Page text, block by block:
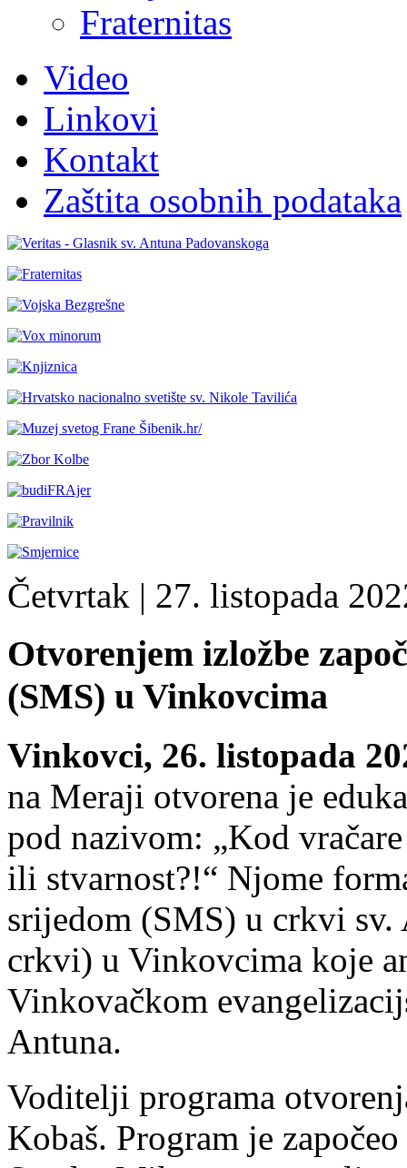
Fraternitas
Video
Linkovi
Kontakt
Zaštita osobnih podataka
Četvrtak | 27. listopada
Otvorenjem izložbe
(SMS) u Vinkovcima
Vinkovci, 26. listopada
na Meraji otvorena je
pod nazivom: „Kod
ili stvarnost?!“ Njome
srijedom (SMS) u crkvi sv.
crkvi) u Vinkovcima koje
Vinkovačkom
Antuna.
Voditelji programa
Kobaš. Program je